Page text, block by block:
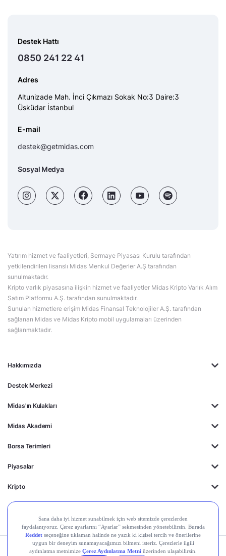
Hakkımızda
Destek Merkezi
Midas'ın Kulakları
Midas Akademi
Borsa Terimleri
Piyasalar
Kripto
Ayrıcalıklar
Destek Hattı
0850 241 22 41
Adres
Altunizade Mah. İnci Çıkmazı Sokak No:3 Daire:3
Üsküdar İstanbul
E-mail
destek@getmidas.com
Sosyal Medya
Yatırım hizmet ve faaliyetleri, Sermaye Piyasası Kurulu tarafından
yetkilendirilen lisanslı Midas Menkul Değerler A.Ş tarafından
sunulmaktadır.
Kripto varlık piyasasına ilişkin hizmet ve faaliyetler Midas Kripto Varlık Alım
Satım Platformu A.Ş. tarafından sunulmaktadır.
Sunulan hizmetlere erişim Midas Finansal Teknolojiler A.Ş. tarafından
sağlanan Midas ve Midas Kripto mobil uygulamaları üzerinden
sağlanmaktadır.